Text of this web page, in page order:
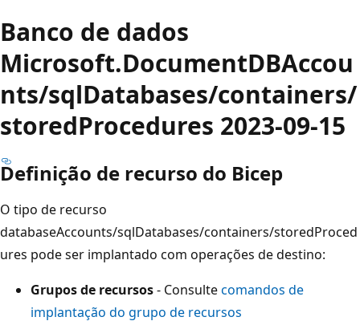
Banco de dados
Microsoft.DocumentDBAccou
nts/sqlDatabases/containers/
storedProcedures 2023-09-15
Definição de recurso do Bicep
O tipo de recurso
databaseAccounts/sqlDatabases/containers/storedProced
ures pode ser implantado com operações de destino:
Grupos de recursos- Consultecomandos de
implantação do grupo de recursos